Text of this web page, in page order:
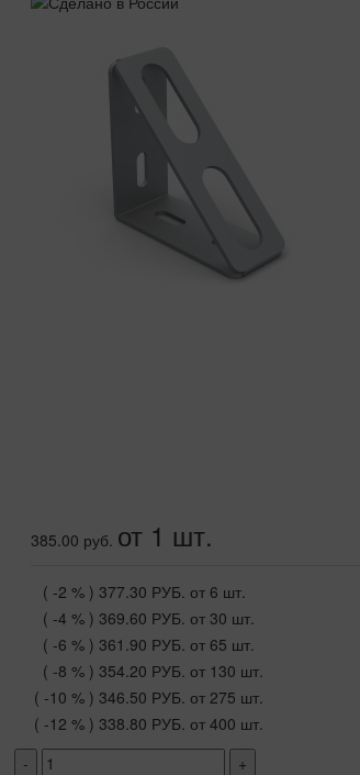
385.00 руб. от 1 шт.
( -2 % ) 377.30 РУБ. от 6 шт.
( -4 % ) 369.60 РУБ. от 30 шт.
( -6 % ) 361.90 РУБ. от 65 шт.
( -8 % ) 354.20 РУБ. от 130 шт.
( -10 % ) 346.50 РУБ. от 275 шт.
( -12 % ) 338.80 РУБ. от 400 шт.
-
+